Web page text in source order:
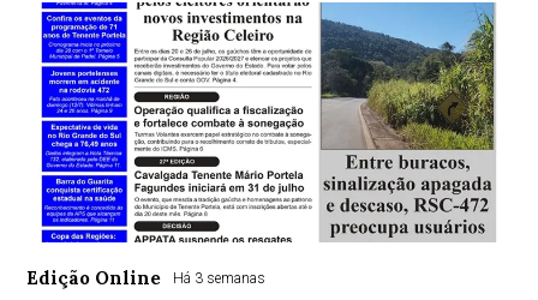
Edição Online Há 3 semanas